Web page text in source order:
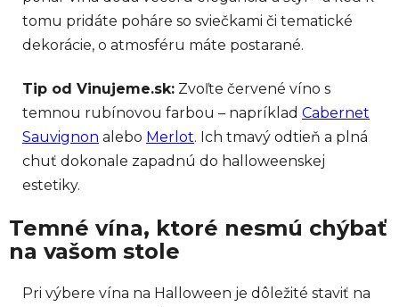
tomu pridáte poháre so sviečkami či tematické
dekorácie, o atmosféru máte postarané.
Tip od Vinujeme.sk: Zvoľte červené víno s
temnou rubínovou farbou – napríklad Cabernet
Sauvignon alebo Merlot. Ich tmavý odtieň a plná
chuť dokonale zapadnú do halloweenskej
estetiky.
Temné vína, ktoré nesmú chýbať
na vašom stole
Pri výbere vína na Halloween je dôležité staviť na